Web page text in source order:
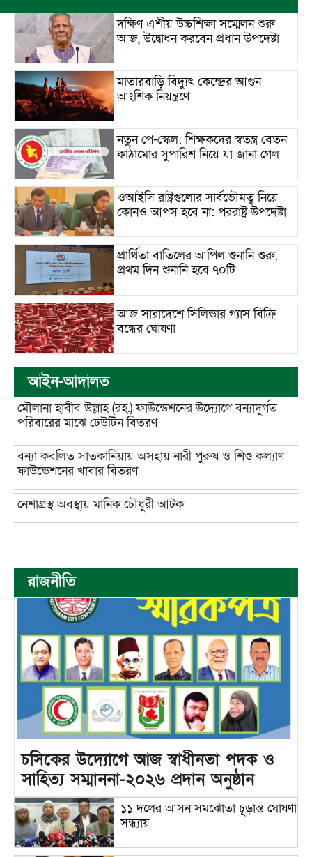
দক্ষিণ এশীয় উচ্চশিক্ষা সম্মেলন শুরু
আজ, উদ্বোধন করবেন প্রধান উপদেষ্টা
মাতারবাড়ি বিদ্যুৎ কেন্দ্রের আগুন
আংশিক নিয়ন্ত্রণে
নতুন পে-স্কেল: শিক্ষকদের স্বতন্ত্র বেতন
কাঠামোর সুপারিশ নিয়ে যা জানা গেল
ওআইসি রাষ্ট্রগুলোর সার্বভৌমত্ব নিয়ে
কোনও আপস হবে না: পররাষ্ট্র উপদেষ্টা
প্রার্থিতা বাতিলের আপিল শুনানি শুরু,
প্রথম দিন শুনানি হবে ৭০টি
আজ সারাদেশে সিলিন্ডার গ্যাস বিক্রি
বন্ধের ঘোষণা
আইন-আদালত
মৌলানা হাবীব উল্লাহ (রহ.) ফাউন্ডেশনের উদ্যোগে বন্যাদুর্গত
পরিবারের মাঝে ঢেউটিন বিতরণ
বন্যা কবলিত সাতকানিয়ায় অসহায় নারী পুরুষ ও শিশু কল্যাণ
ফাউন্ডেশনের খাবার বিতরণ
নেশাগ্রস্থ অবস্থায় মানিক চৌধুরী আটক
রাজনীতি
চসিকের উদ্যোগে আজ স্বাধীনতা পদক ও
সাহিত্য সম্মাননা-২০২৬ প্রদান অনুষ্ঠান
১১ দলের আসন সমঝোতা চূড়ান্ত ঘোষণা
সন্ধ্যায়